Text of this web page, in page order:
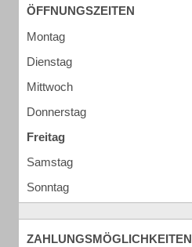
ÖFFNUNGSZEITEN
Montag
Dienstag
Mittwoch
Donnerstag
Freitag
Samstag
Sonntag
ZAHLUNGSMÖGLICHKEITEN